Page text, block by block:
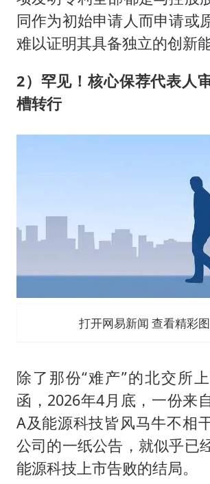
同作为初始申请人而申请或
难以证明其具备独立的创新能
2）罕见！核心保荐代表人
槽转行
打开网易新闻 查看精彩
除了那份“难产”的北交所
函，2026年4月底，一份来
A及能源科技皆风马牛不相
公司的一纸公告，就似乎已
能源科技上市告败的结局。